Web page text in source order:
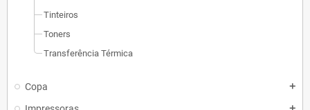
Tinteiros
Toners
Transferência Térmica
Copa add